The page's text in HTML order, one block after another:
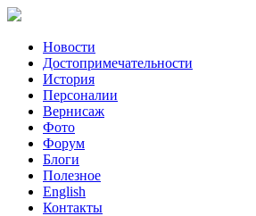
Новости
Достопримечательности
История
Персоналии
Вернисаж
Фото
Форум
Блоги
Полезное
English
Контакты